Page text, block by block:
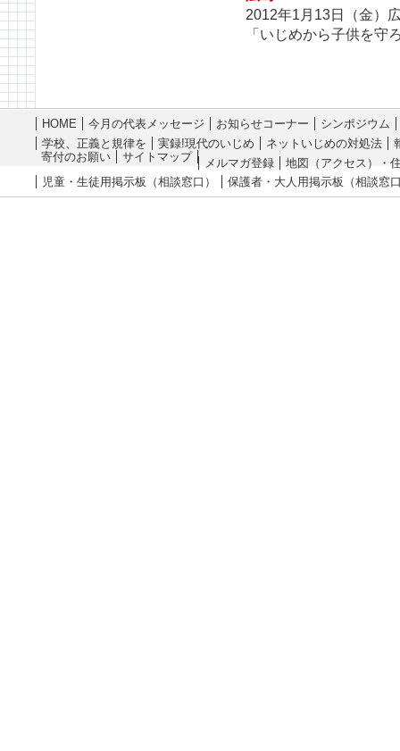
2012年1月13日（金）
「いじめから子供を守
HOME 今月の代表メッセージ お知らせコーナー
シンポジウム
学校、正義と規律を
実録!現代のいじめ ネットいじめの対処法
寄付のお願い
サイトマップ メルマガ登録
地図（アクセス）・
児童・生徒用掲示板（相談窓口）
保護者・大人用掲示板（相談窓